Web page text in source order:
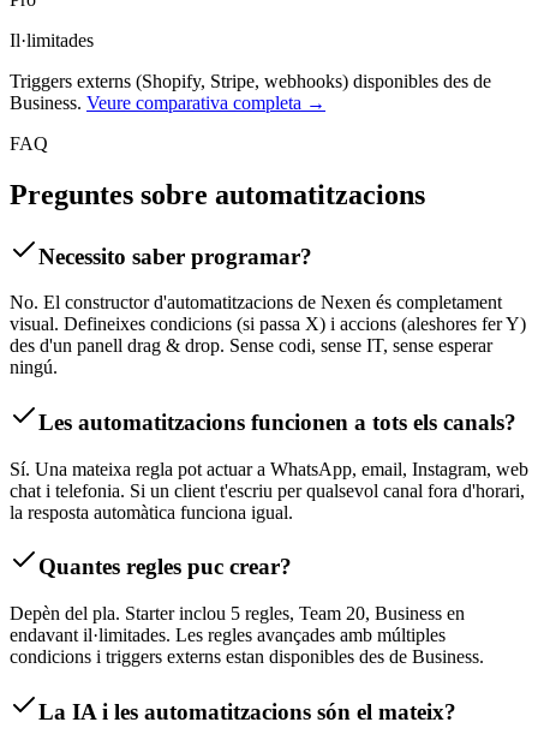
Il·limitades
Triggers externs (Shopify, Stripe, webhooks) disponibles des de
Business. Veure comparativa completa →
FAQ
Preguntes sobre automatitzacions
Necessito saber programar?
No. El constructor d'automatitzacions de Nexen és completament
visual. Defineixes condicions (si passa X) i accions (aleshores fer Y)
des d'un panell drag & drop. Sense codi, sense IT, sense esperar
ningú.
Les automatitzacions funcionen a tots els canals?
Sí. Una mateixa regla pot actuar a WhatsApp, email, Instagram, web
chat i telefonia. Si un client t'escriu per qualsevol canal fora d'horari,
la resposta automàtica funciona igual.
Quantes regles puc crear?
Depèn del pla. Starter inclou 5 regles, Team 20, Business en
endavant il·limitades. Les regles avançades amb múltiples
condicions i triggers externs estan disponibles des de Business.
La IA i les automatitzacions són el mateix?